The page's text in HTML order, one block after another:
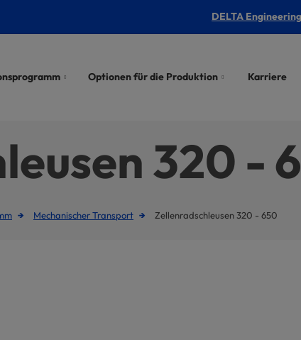
DELTA
Optionen für die Produktion Karriere
320 -
Mechanischer Transport Zellenradschleusen 320 - 650